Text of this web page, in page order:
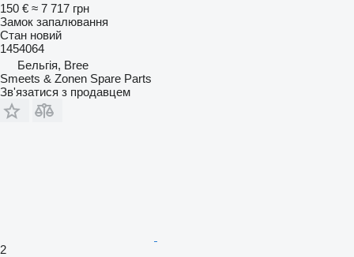
150 € ≈ 7 717 грн
Замок запалювання
Стан новий
1454064
Бельгія, Bree
Smeets & Zonen Spare Parts
Зв'язатися з продавцем
2